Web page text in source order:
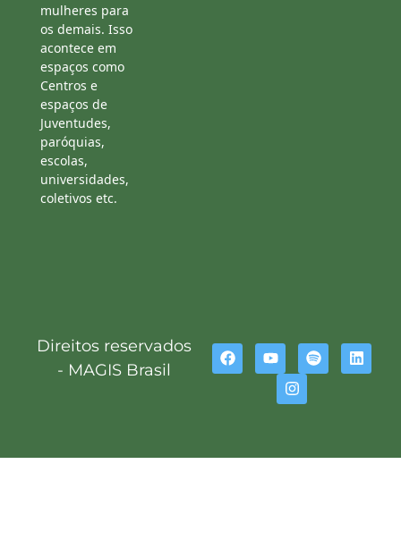
mulheres para
os demais. Isso
acontece em
espaços como
Centros e
espaços de
Juventudes,
paróquias,
escolas,
universidades,
coletivos etc.
Direitos reservados
- MAGIS Brasil